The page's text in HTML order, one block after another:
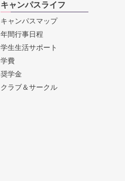
キャンパスライフ
キャンパスマップ
年間行事日程
学生生活サポート
学費
奨学金
クラブ＆サークル